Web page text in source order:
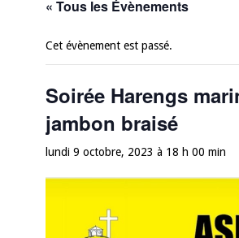
« Tous les Évènements
Cet évènement est passé.
Soirée Harengs
jambon braisé
lundi 9 octobre, 2023 à 18 h 00 min